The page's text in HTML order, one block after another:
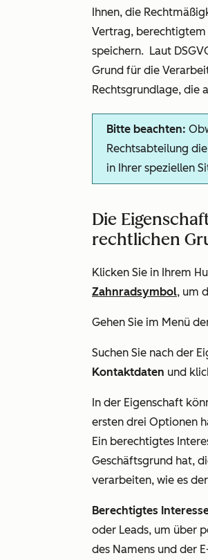
Ihnen, die
Vertrag, berechtigtem
speichern. Laut
Grund für die
Rechtsgrundlage, die
Bitte beachten:
Rechtsabteilung
in Ihrer speziellen
Die
rechtlichen
Klicken Sie in Ihrem
Zahnradsymbol, um
Gehen Sie im Menü
Suchen Sie nach der
Kontaktdaten und
In der Eigenschaft
ersten drei Optionen
Ein berechtigtes
Geschäftsgrund hat,
verarbeiten, wie es
Berechtigtes
oder Leads, um über
des Namens und der